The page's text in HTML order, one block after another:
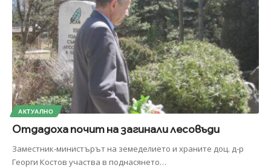
АКТУАЛНО
Отдадоха почит на загинали лесовъди
Заместник-министърът на земеделието и храните доц. д-р
Георги Костов участва в поднасянето…